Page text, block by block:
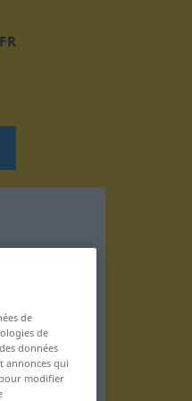
FR
de
de
données
annonces qui
modifier